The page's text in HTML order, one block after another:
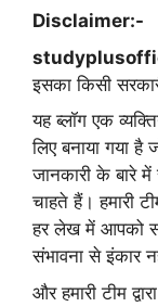
Disclaimer:-
इसका किसी
यह ब्लॉग एक
लिए बनाया गया
जानकारी के बारे
चाहते हैं। हमारी
हर लेख में आपको
संभावना से इंकार
और हमारी टीम